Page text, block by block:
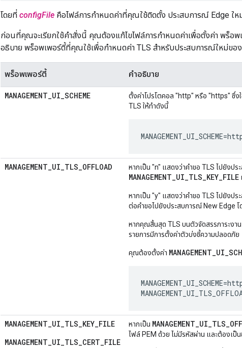
โดยที่ configFile คือไฟล์การกำหนดค่าที่คุณใช้ติดตั้ง ประสบการณ์ Edge ให
ก่อนที่คุณจะเรียกใช้คำสั่งนี้ คุณต้องแก้ไขไฟล์การกำหนดค่าเพื่อตั้งค่า พร็อพ
อธิบาย พร็อพเพอร์ตี้ที่คุณใช้เพื่อกำหนดค่า TLS สำหรับประสบการณ์ใหม่ขอ
พร็อพเพอร์ตี้ คำอธิบาย
MANAGEMENT_UI_SCHEME
ตั้งค่าโปรโตคอล "http" หรือ "https" ซึ่ง
TLS ให้ทำดังนี้
MANAGEMENT_UI_TLS_OFFLOAD หากเป็น "n" แสดงว่าคำขอ TLS ไปยังป
MANAGEMENT_UI_TLS_KEY_FILE
หากเป็น "y" แสดงว่าคำขอ TLS ไปยังปร
ต่อคำขอไปยังประสบการณ์ New Edge โ
หากคุณสิ้นสุด TLS บนตัวจัดสรรภาระงาน
รายการมีการตั้งค่าตัวบ่งชี้ความปลอดภัย
คุณต้องตั้งค่า
MANAGEMENT_UI_TLS_KEY_FILE
MANAGEMENT_UI_TLS_CERT_FILE
หากเป็น MANAGEMENT_UI_TLS_
ไฟล์ PEM ด้วย ไม่มีรหัสผ่าน และต้องเป็